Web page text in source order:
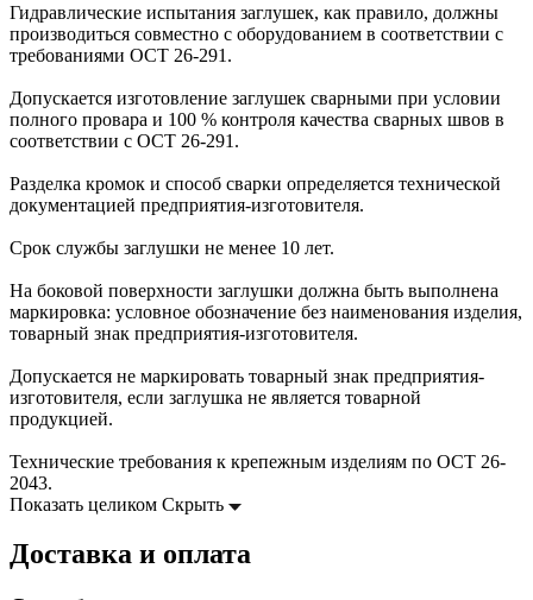
Гидравлические испытания заглушек, как правило, должны
производиться совместно с оборудованием в соответствии с
требованиями ОСТ 26-291.
Допускается изготовление заглушек сварными при условии
полного провара и 100 % контроля качества сварных швов в
соответствии с ОСТ 26-291.
Разделка кромок и способ сварки определяется технической
документацией предприятия-изготовителя.
Срок службы заглушки не менее 10 лет.
На боковой поверхности заглушки должна быть выполнена
маркировка: условное обозначение без наименования изделия,
товарный знак предприятия-изготовителя.
Допускается не маркировать товарный знак предприятия-
изготовителя, если заглушка не является товарной
продукцией.
Технические требования к крепежным изделиям по ОСТ 26-
2043.
Показать целиком Скрыть
Доставка и оплата